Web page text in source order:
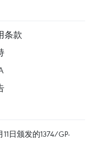
条款
日颁发的1374/GP-